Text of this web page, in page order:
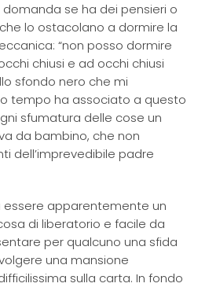
se ha dei pensieri o
lo ostacolano a dormire la
“non posso dormire
chiusi e ad occhi chiusi
sfondo nero che mi
tempo ha associato a questo
sfumatura delle cose un
da bambino, che non
dell’imprevedibile padre
essere apparentemente un
di liberatorio e facile da
per qualcuno una sfida
una mansione
sulla carta. In fondo